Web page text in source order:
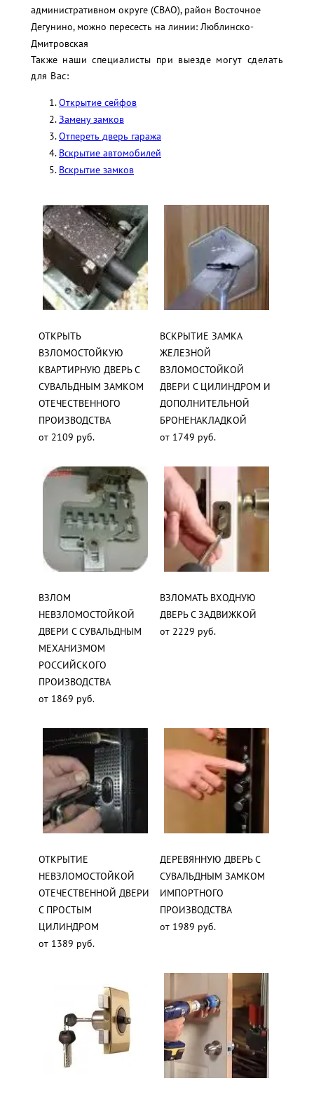
административном округе (СВАО), район Восточное
Дегунино, можно пересесть на линии: Люблинско-
Дмитровская
Также наши специалисты при выезде могут сделать
для Вас:
Открытие сейфов
Замену замков
Отпереть дверь гаража
Вскрытие автомобилей
Вскрытие замков
ОТКРЫТЬ
ВЗЛОМОСТОЙКУЮ
КВАРТИРНУЮ ДВЕРЬ С
СУВАЛЬДНЫМ ЗАМКОМ
ОТЕЧЕСТВЕННОГО
ПРОИЗВОДСТВА
от 2109 руб.
ВСКРЫТИЕ ЗАМКА
ЖЕЛЕЗНОЙ
ВЗЛОМОСТОЙКОЙ
ДВЕРИ С ЦИЛИНДРОМ И
ДОПОЛНИТЕЛЬНОЙ
БРОНЕНАКЛАДКОЙ
от 1749 руб.
ВЗЛОМ
НЕВЗЛОМОСТОЙКОЙ
ДВЕРИ С СУВАЛЬДНЫМ
МЕХАНИЗМОМ
РОССИЙСКОГО
ПРОИЗВОДСТВА
от 1869 руб.
ВЗЛОМАТЬ ВХОДНУЮ
ДВЕРЬ С ЗАДВИЖКОЙ
от 2229 руб.
ОТКРЫТИЕ
НЕВЗЛОМОСТОЙКОЙ
ОТЕЧЕСТВЕННОЙ ДВЕРИ
С ПРОСТЫМ
ЦИЛИНДРОМ
от 1389 руб.
ДЕРЕВЯННУЮ ДВЕРЬ С
СУВАЛЬДНЫМ ЗАМКОМ
ИМПОРТНОГО
ПРОИЗВОДСТВА
от 1989 руб.